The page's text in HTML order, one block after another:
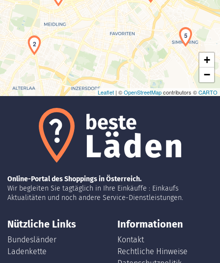
Laden der Karte...
2
5
+
−
Leaflet | ©OpenStreetMapcontributors ©CARTO
Online-Portal des Shoppings in Österreich.
Wir begleiten Sie tagtäglich in Ihre Einkäuffe : Einkaufs
Aktualitäten und noch andere Service-Dienstleistungen.
Nützliche Links
Bundesländer
Ladenkette
Informationen
Kontakt
Rechtliche Hinweise